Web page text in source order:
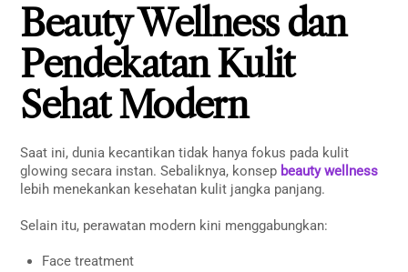
Beauty Wellness dan
Pendekatan Kulit
Sehat Modern
Saat ini, dunia kecantikan tidak hanya fokus pada kulit
glowing secara instan. Sebaliknya, konsep beauty wellness
lebih menekankan kesehatan kulit jangka panjang.
Selain itu, perawatan modern kini menggabungkan:
Face treatment